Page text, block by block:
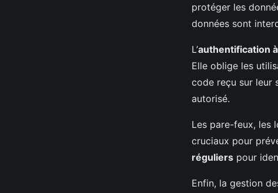
protéger les
données sont
L’authentification
Elle oblige les
code reçu sur leur
autorisé.
Les pare-feux, les
cruciaux pour
réguliers pour
Enfin, la gestion